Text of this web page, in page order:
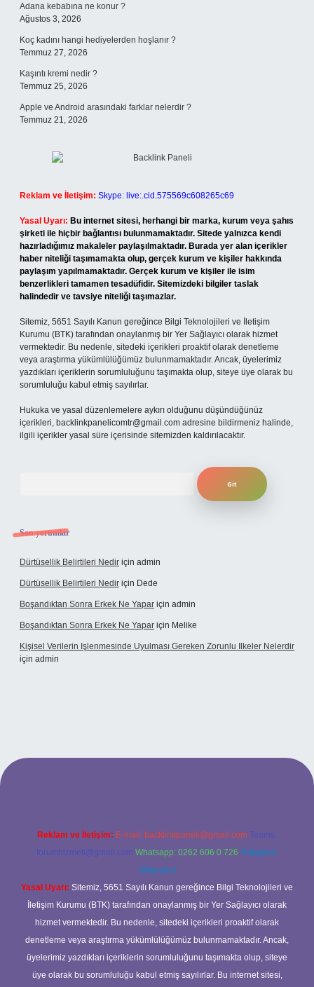
Adana kebabına ne konur ?
Ağustos 3, 2026
Koç kadını hangi hediyelerden hoşlanır ?
Temmuz 27, 2026
Kaşıntı kremi nedir ?
Temmuz 25, 2026
Apple ve Android arasındaki farklar nelerdir ?
Temmuz 21, 2026
Reklam ve İletişim: Skype: live:.cid.575569c608265c69
Yasal Uyarı: Bu internet sitesi, herhangi bir marka, kurum veya şahıs
şirketi ile hiçbir bağlantısı bulunmamaktadır. Sitede yalnızca kendi
hazırladığımız makaleler paylaşılmaktadır. Burada yer alan içerikler
haber niteliği taşımamakta olup, gerçek kurum ve kişiler hakkında
paylaşım yapılmamaktadır. Gerçek kurum ve kişiler ile isim
benzerlikleri tamamen tesadüfidir. Sitemizdeki bilgiler taslak
halindedir ve tavsiye niteliği taşımazlar.
Sitemiz, 5651 Sayılı Kanun gereğince Bilgi Teknolojileri ve İletişim
Kurumu (BTK) tarafından onaylanmış bir Yer Sağlayıcı olarak hizmet
vermektedir. Bu nedenle, sitedeki içerikleri proaktif olarak denetleme
veya araştırma yükümlülüğümüz bulunmamaktadır. Ancak, üyelerimiz
yazdıkları içeriklerin sorumluluğunu taşımakta olup, siteye üye olarak bu
sorumluluğu kabul etmiş sayılırlar.
Hukuka ve yasal düzenlemelere aykırı olduğunu düşündüğünüz
içerikleri, backlinkpanelicomtr@gmail.com adresine bildirmeniz halinde,
ilgili içerikler yasal süre içerisinde sitemizden kaldırılacaktır.
Son yorumlar
Dürtüsellik Belirtileri Nedir için admin
Dürtüsellik Belirtileri Nedir için Dede
Boşandıktan Sonra Erkek Ne Yapar için admin
Boşandıktan Sonra Erkek Ne Yapar için Melike
Kişisel Verilerin Işlenmesinde Uyulması Gereken Zorunlu Ilkeler Nelerdir
için admin
Reklam ve İletişim: E-mail: backlinkpaneli@gmail.com Teams:
forumhizmeti@gmail.com Whatsapp: 0262 606 0 726 Telegram:
@karabul
Yasal Uyarı: Sitemiz, 5651 Sayılı Kanun gereğince Bilgi Teknolojileri ve
İletişim Kurumu (BTK) tarafından onaylanmış bir Yer Sağlayıcı olarak
hizmet vermektedir. Bu nedenle, sitedeki içerikleri proaktif olarak
denetleme veya araştırma yükümlülüğümüz bulunmamaktadır. Ancak,
üyelerimiz yazdıkları içeriklerin sorumluluğunu taşımakta olup, siteye
üye olarak bu sorumluluğu kabul etmiş sayılırlar. Bu internet sitesi,